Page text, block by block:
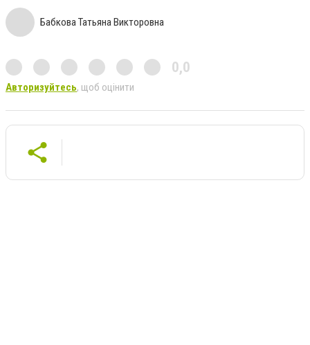
Бабкова Татьяна Викторовна
0,0
Авторизуйтесь, щоб оцінити